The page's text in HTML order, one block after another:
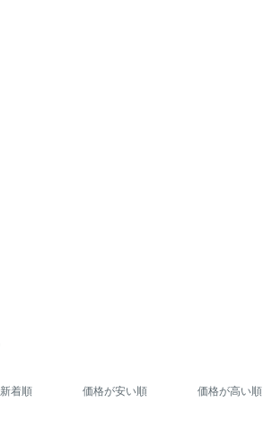
新着順 価格が安い順 価格が高い順